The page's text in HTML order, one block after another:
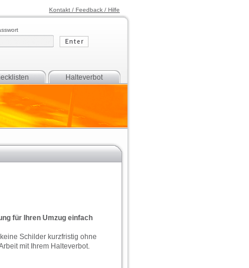
Kontakt / Feedback / Hilfe
Halteverbot
für Ihren Umzug einfach
Schilder kurzfristig ohne
mit Ihrem Halteverbot.